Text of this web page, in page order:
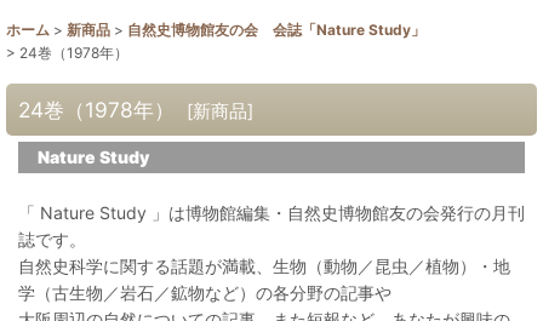
ホーム > 新商品 > 自然史博物館友の会 会誌「Nature Study」
> 24巻（1978年）
24巻（1978年） [新商品]
Nature Study
「 Nature Study 」は博物館編集・自然史博物館友の会発行の月刊
誌です。
自然史科学に関する話題が満載、生物（動物／昆虫／植物）・地
学（古生物／岩石／鉱物など）の各分野の記事や